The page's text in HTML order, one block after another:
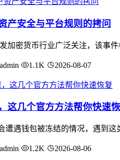
产安全与平台规则的拷问
加密货币行业广泛关注，该事
1.1K 2026-08-07
这几个官方方法帮你快速
遭遇钱包被冻结的情况，遇到
1.2K 2026-08-06